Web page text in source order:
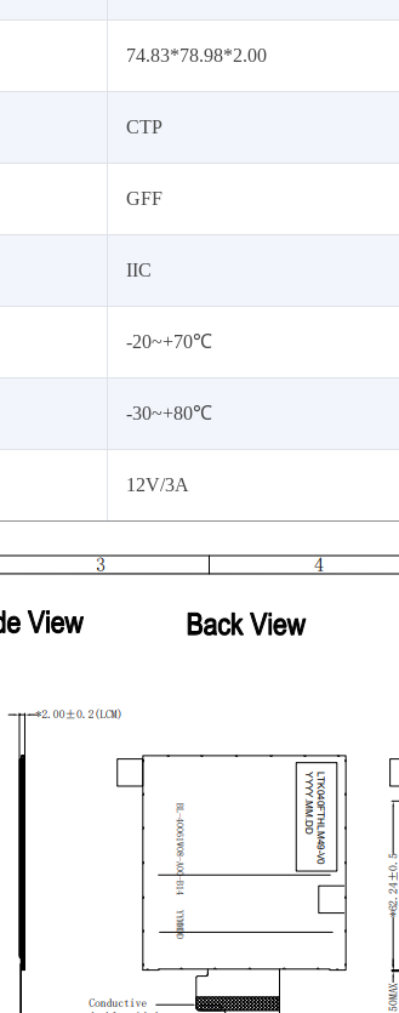
74.83*78.98*2.00
CTP
GFF
IIC
-20~+70℃
-30~+80℃
12V/3A